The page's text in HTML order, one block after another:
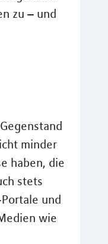
zu – und
minder
haben, die
stets
und
wie